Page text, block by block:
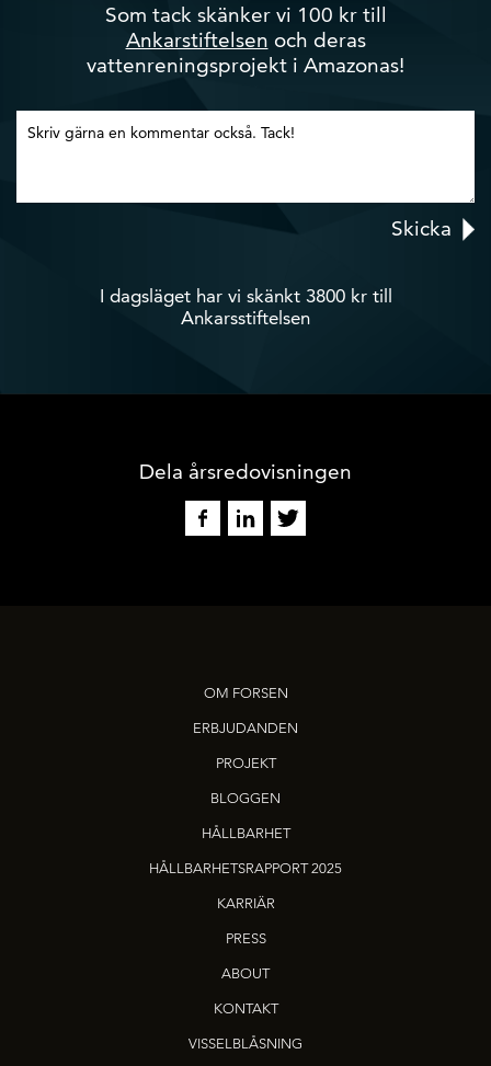
Som tack skänker vi 100 kr till
Ankarstiftelsen och deras
vattenreningsprojekt i Amazonas!
Skicka
I dagsläget har vi skänkt 3800kr till
Ankarsstiftelsen
Dela årsredovisningen
OM FORSEN
ERBJUDANDEN
PROJEKT
BLOGGEN
HÅLLBARHET
HÅLLBARHETSRAPPORT 2025
KARRIÄR
PRESS
ABOUT
KONTAKT
VISSELBLÅSNING